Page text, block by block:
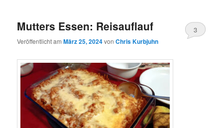
Mutters Essen: Reisauflauf
Veröffentlicht amMärz 25, 2024vonChris Kurbjuhn
3